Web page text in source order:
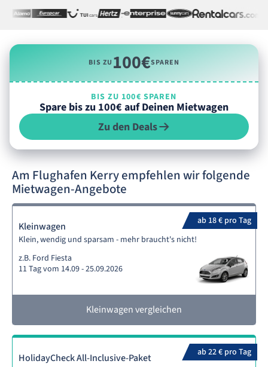
BIS ZU100€SPAREN
BIS ZU 100€ SPAREN
Spare bis zu 100€ auf Deinen Mietwagen
Zu den Deals
Am Flughafen Kerry empfehlen wir folgende
Mietwagen-Angebote
ab 18 € pro Tag
Kleinwagen
Klein, wendig und sparsam - mehr braucht's nicht!
z.B. Ford Fiesta
11 Tag vom 14.09 - 25.09.2026
Kleinwagen vergleichen
ab 22 € pro Tag
HolidayCheck All-Inclusive-Paket